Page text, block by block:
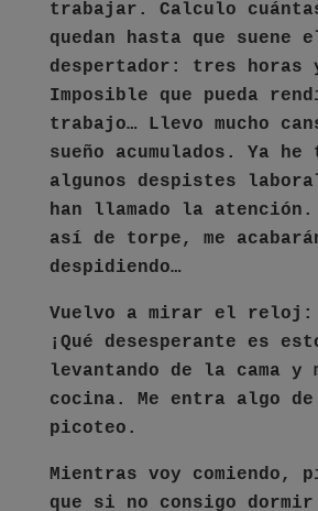
trabajar. Calculo
quedan hasta que suene
despertador: tres horas
Imposible que pueda
trabajo… Llevo mucho
sueño acumulados. Ya he
algunos despistes
han llamado la
así de torpe, me
despidiendo…
Vuelvo a mirar el reloj:
¡Qué desesperante es
levantando de la cama y
cocina. Me entra algo de
picoteo.
Mientras voy comiendo,
que si no consigo dormir